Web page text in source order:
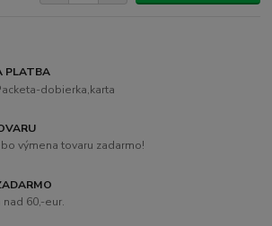
PLATBA
dobierka,karta
výmena tovaru zadarmo!
60,-eur.